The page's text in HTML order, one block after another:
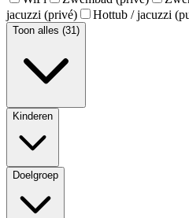
jacuzzi (privé)
Hottub / jacuzzi
Toon alles (31)
Kinderen
Doelgroep